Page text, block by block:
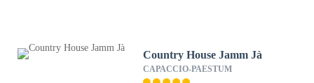
Country House Jamm Jà
CAPACCIO-PAESTUM